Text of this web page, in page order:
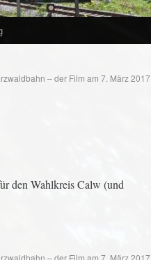
– der Film am 7. März 2017
den Wahlkreis Calw (und
– der Film am 7. März 2017